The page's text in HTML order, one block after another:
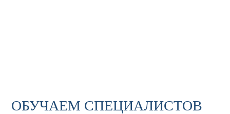
ОБУЧАЕМ СПЕЦИАЛИСТОВ